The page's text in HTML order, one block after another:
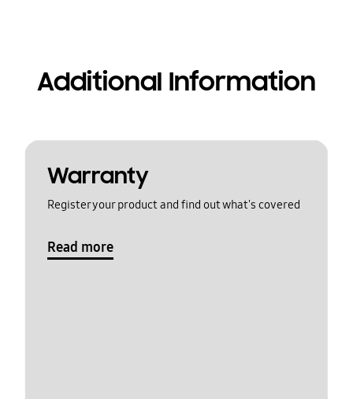
Additional Information
Warranty
Register your product and find out what's covered
Read more